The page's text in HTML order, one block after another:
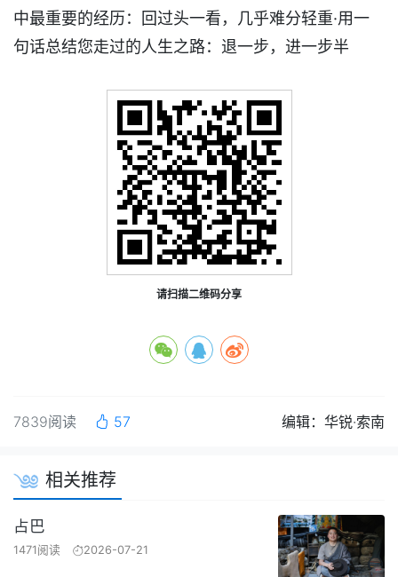
中最重要的经历：回过头一看，几乎难分轻重·用一
句话总结您走过的人生之路：退一步，进一步半
请扫描二维码分享
7839阅读 57 编辑：华锐·索南
相关推荐
占巴
1471阅读 2026-07-21